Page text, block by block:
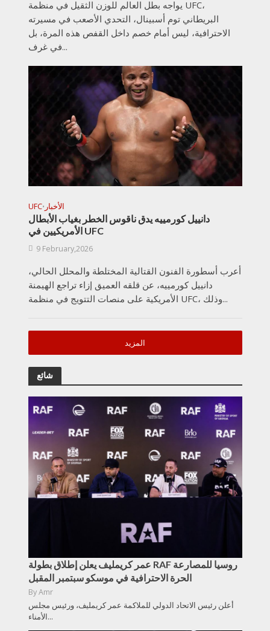
يواجه بطل العالم للوزن الثقيل في منظمة UFC،
البريطاني توم أسبينال، التحدي الأصعب في مسيرته
الاحترافية، ليس أمام خصم داخل القفص هذه المرة، بل
في غرف...
UFC• الأخبار
دانييل كورمييه يدق ناقوس الخطر بغياب الأبطال
الأمريكيين في UFC
9 February,2026
أعرب أسطورة الفنون القتالية المختلطة والمحلل الحالي،
دانييل كورمييه، عن قلقه العميق إزاء تراجع الهيمنة
الأمريكية على منصات التتويج في منظمة UFC، وذلك...
المزيد
شائع
عمر كريمليف يعلن إطلاق بطولة RAF روسيا للمصارعة
الحرة الاحترافية في موسكو سبتمبر المقبل
ByAmr
أعلن رئيس الاتحاد الدولي للملاكمة عمر كريمليف، ورئيس مجلس
الأمناء...